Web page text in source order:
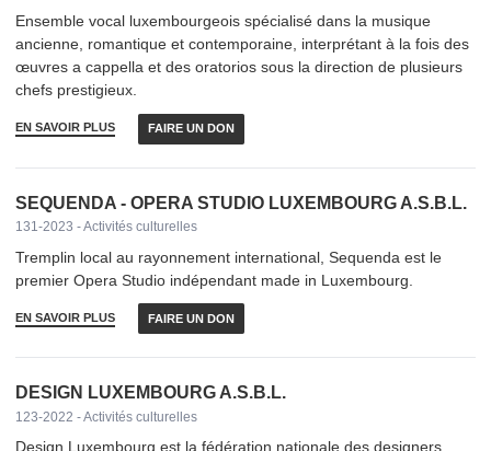
Ensemble vocal luxembourgeois spécialisé dans la musique
ancienne, romantique et contemporaine, interprétant à la fois des
œuvres a cappella et des oratorios sous la direction de plusieurs
chefs prestigieux.
EN SAVOIR PLUS FAIRE UN DON
SEQUENDA - OPERA STUDIO LUXEMBOURG A.S.B.L.
131-2023 - Activités culturelles
Tremplin local au rayonnement international, Sequenda est le
premier Opera Studio indépendant made in Luxembourg.
EN SAVOIR PLUS FAIRE UN DON
DESIGN LUXEMBOURG A.S.B.L.
123-2022 - Activités culturelles
Design Luxembourg est la fédération nationale des designers,